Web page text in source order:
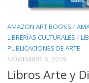
AMAZON ART BOOKS /
LIBRERÍAS CULTURALES /
PUBLICACIONES DE ARTE
NOVIEMBRE 6, 2019
Libros Arte y